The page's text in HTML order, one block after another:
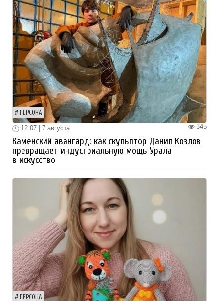
ПЕРСОНА
345
12:07 | 7 августа
Каменский авангард: как скульптор Данил Козлов
превращает индустриальную мощь Урала
в искусство
ПЕРСОНА